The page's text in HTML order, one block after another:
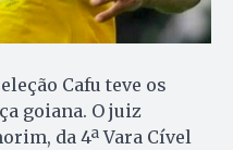
Cafu teve os
goiana. O juiz
da 4ª Vara Cível